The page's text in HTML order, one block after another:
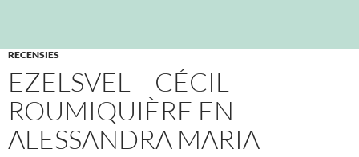
RECENSIES
EZELSVEL – CÉCIL
ROUMIQUIÈRE EN
ALESSANDRA MARIA